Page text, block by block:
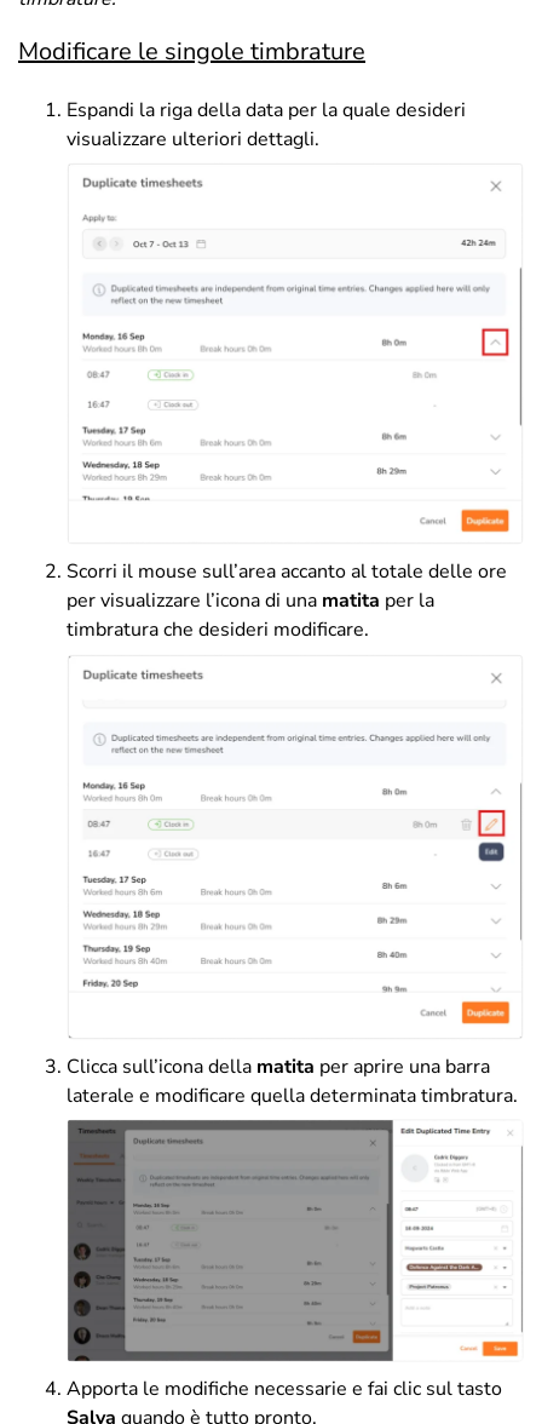
Modificare le singole timbrature
Espandi la riga della data per la quale desideri
visualizzare ulteriori dettagli.
Scorri il mouse sull’area accanto al totale delle ore
per visualizzare l’icona di una matita per la
timbratura che desideri modificare.
Clicca sull’icona della matita per aprire una barra
laterale e modificare quella determinata timbratura.
Apporta le modifiche necessarie e fai clic sul tasto
Salva quando è tutto pronto.